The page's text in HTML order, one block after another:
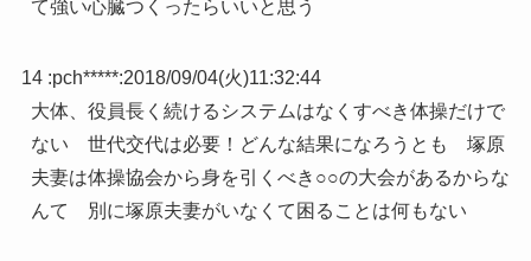
て強い心臓つくったらいいと思う
14 :pch*****:2018/09/04(火)11:32:44
大体、役員長く続けるシステムはなくすべき体操だけで
ない 世代交代は必要！どんな結果になろうとも 塚原
夫妻は体操協会から身を引くべき○○の大会があるからな
んて 別に塚原夫妻がいなくて困ることは何もない